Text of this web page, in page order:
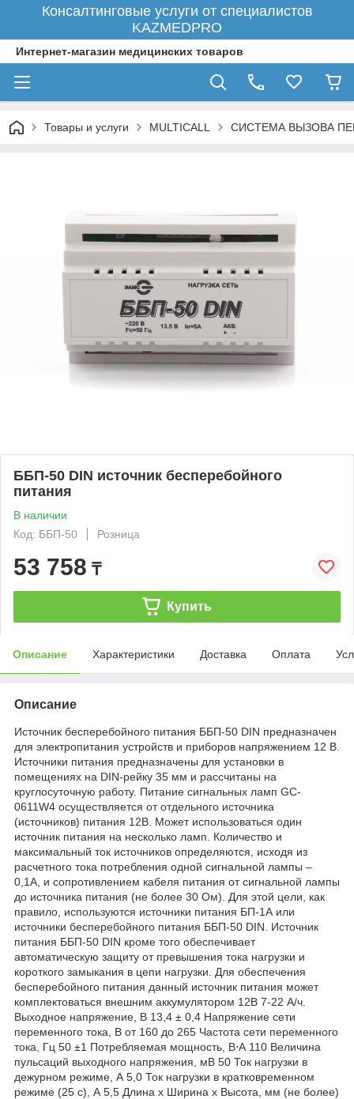
Консалтинговые услуги от специалистов
KAZMEDPRO
Интернет-магазин медицинских товаров
Товары и услуги MULTICALL СИСТЕМА ВЫЗОВА
ББП-50 DIN источник бесперебойного
питания
В наличии
Код: ББП-50
Розница
53 758 ₸
Купить
Описание Характеристики Доставка Оплата
Описание
Источник бесперебойного питания ББП-50 DIN предназначен
для электропитания устройств и приборов напряжением 12 В.
Источники питания предназначены для установки в
помещениях на DIN-рейку 35 мм и рассчитаны на
круглосуточную работу. Питание сигнальных ламп GC-
0611W4 осуществляется от отдельного источника
(источников) питания 12В. Может использоваться один
источник питания на несколько ламп. Количество и
максимальный ток источников определяются, исходя из
расчетного тока потребления одной сигнальной лампы –
0,1А, и сопротивлением кабеля питания от сигнальной лампы
до источника питания (не более 30 Ом). Для этой цели, как
правило, используются источники питания БП-1А или
источники бесперебойного питания ББП-50 DIN. Источник
питания ББП-50 DIN кроме того обеспечивает
автоматическую защиту от превышения тока нагрузки и
короткого замыкания в цепи нагрузки. Для обеспечения
бесперебойного питания данный источник питания может
комплектоваться внешним аккумулятором 12В 7-22 А/ч.
Выходное напряжение, В 13,4 ± 0,4 Напряжение сети
переменного тока, В от 160 до 265 Частота сети переменного
тока, Гц 50 ±1 Потребляемая мощность, В⋅А 110 Величина
пульсаций выходного напряжения, мВ 50 Ток нагрузки в
дежурном режиме, А 5,0 Ток нагрузки в кратковременном
режиме (25 с), А 5,5 Длина х Ширина х Высота, мм (не более)